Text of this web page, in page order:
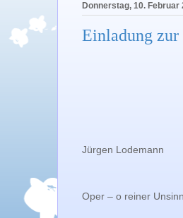
Donnerstag, 10. Februar
Einladung
Jürgen Lodemann
Oper – o reiner Unsinn.